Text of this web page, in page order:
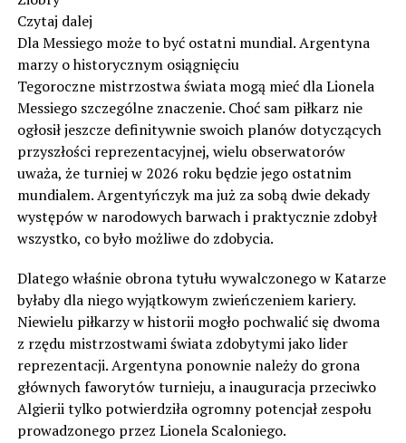
Czytaj dalej
Dla Messiego może to być ostatni mundial. Argentyna
marzy o historycznym osiągnięciu
Tegoroczne mistrzostwa świata mogą mieć dla Lionela
Messiego szczególne znaczenie. Choć sam piłkarz nie
ogłosił jeszcze definitywnie swoich planów dotyczących
przyszłości reprezentacyjnej, wielu obserwatorów
uważa, że turniej w 2026 roku będzie jego ostatnim
mundialem. Argentyńczyk ma już za sobą dwie dekady
występów w narodowych barwach i praktycznie zdobył
wszystko, co było możliwe do zdobycia.
Dlatego właśnie obrona tytułu wywalczonego w Katarze
byłaby dla niego wyjątkowym zwieńczeniem kariery.
Niewielu piłkarzy w historii mogło pochwalić się dwoma
z rzędu mistrzostwami świata zdobytymi jako lider
reprezentacji. Argentyna ponownie należy do grona
głównych faworytów turnieju, a inauguracja przeciwko
Algierii tylko potwierdziła ogromny potencjał zespołu
prowadzonego przez Lionela Scaloniego.